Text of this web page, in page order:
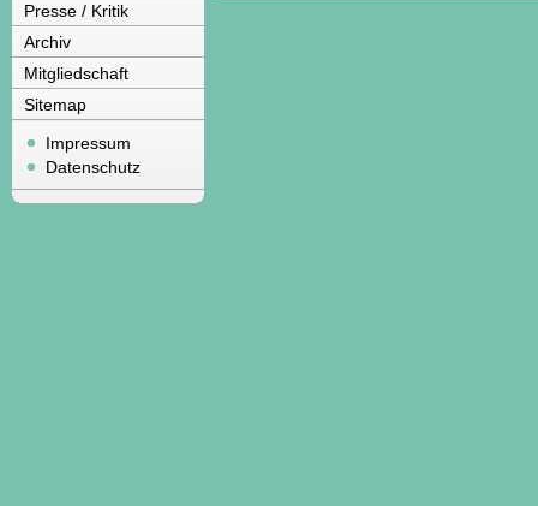
Presse / Kritik
Archiv
Mitgliedschaft
Sitemap
Impressum
Datenschutz